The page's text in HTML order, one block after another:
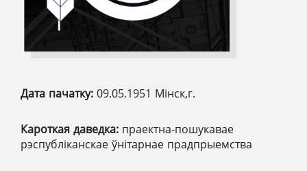
Дата пачатку: 09.05.1951 Мінск,г.
Кароткая даведка: праектна-пошукавае
рэспублiканскае ўнiтарнае прадпрыемства